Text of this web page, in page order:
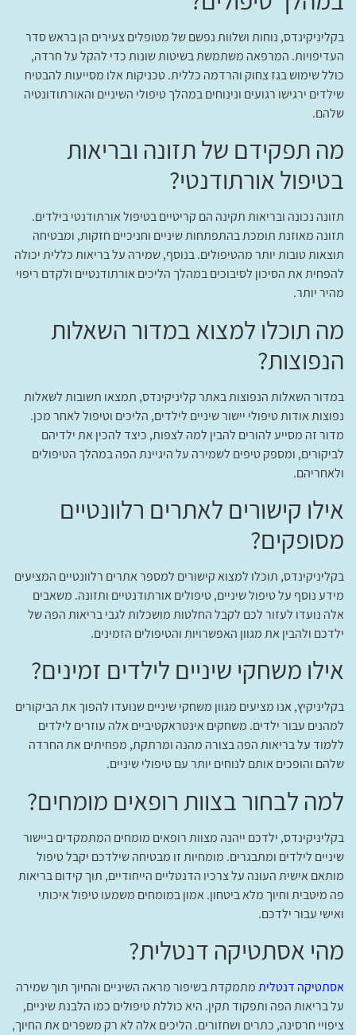
בקליניקינדס, נוחות ושלוות נפשם של מטופלים צעירים הן בראש סדר
העדיפויות. המרפאה משתמשת בשיטות שונות כדי להקל על חרדה,
כולל שימוש בגז צחוק והרדמה כללית. טכניקות אלו מסייעות להבטיח
שילדים ירגישו רגועים ונינוחים במהלך טיפולי השיניים והאורתודונטיה
שלהם.
מה תפקידם של תזונה ובריאות
בטיפול אורתודנטי?
תזונה נכונה ובריאות תקינה הם קריטיים בטיפול אורתודנטי בילדים.
תזונה מאוזנת תומכת בהתפתחות שיניים וחניכיים חזקות, ומבטיחה
תוצאות טובות יותר מהטיפולים. בנוסף, שמירה על בריאות כללית יכולה
להפחית את הסיכון לסיבוכים במהלך הליכים אורתודנטיים ולקדם ריפוי
מהיר יותר.
מה תוכלו למצוא במדור השאלות
הנפוצות?
במדור השאלות הנפוצות באתר קליניקינדס, תמצאו תשובות לשאלות
נפוצות אודות טיפולי יישור שיניים לילדים, הליכים וטיפול לאחר מכן.
מדור זה מסייע להורים להבין למה לצפות, כיצד להכין את ילדיהם
לביקורים, ומספק טיפים לשמירה על היגיינת הפה במהלך הטיפולים
ולאחריהם.
אילו קישורים לאתרים רלוונטיים
מסופקים?
בקליניקינדס, תוכלו למצוא קישורים למספר אתרים רלוונטיים המציעים
מידע נוסף על טיפול שיניים, טיפולים אורתודנטיים ותזונה. משאבים
אלה נועדו לעזור לכם לקבל החלטות מושכלות לגבי בריאות הפה של
ילדכם ולהבין את מגוון האפשרויות והטיפולים הזמינים.
אילו משחקי שיניים לילדים זמינים?
בקליניקיץ, אנו מציעים מגוון משחקי שיניים שנועדו להפוך את הביקורים
למהנים עבור ילדים. משחקים אינטראקטיביים אלה עוזרים לילדים
ללמוד על בריאות הפה בצורה מהנה ומרתקת, מפחיתים את החרדה
שלהם והופכים אותם לנוחים יותר עם טיפולי שיניים.
למה לבחור בצוות רופאים מומחים?
בקליניקינדס, ילדכם ייהנה מצוות רופאים מומחים המתמקדים ביישור
שיניים לילדים ומתבגרים. מומחיות זו מבטיחה שילדכם יקבל טיפול
מותאם אישית העונה על צרכיו הדנטליים הייחודיים, תוך קידום בריאות
פה מיטבית וחיוך מלא ביטחון. אמון במומחים משמעו טיפול איכותי
ואישי עבור ילדכם.
מהי אסתטיקה דנטלית?
אסתטיקה דנטליתמתמקדת בשיפור מראה השיניים והחיוך תוך שמירה
על בריאות הפה ותפקוד תקין. היא כוללת טיפולים כמו הלבנת שיניים,
ציפויי חרסינה, כתרים ושחזורים. הליכים אלה לא רק משפרים את החיוך,